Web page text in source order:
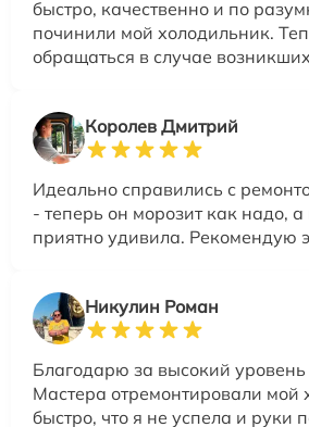
быстро, качественно и по
починили мой холодильник.
обращаться в случае
Королев Дмитрий
Идеально справились с
- теперь он морозит как надо, а
приятно удивила. Рекомендую
Никулин Роман
Благодарю за высокий уровень
Мастера отремонтировали мой
быстро, что я не успела и руки